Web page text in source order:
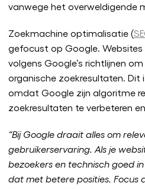
vanwege het overweldigende
Zoekmachine optimalisatie (
gefocust op Google.
volgens Google’s richtlijnen
organische zoekresultaten. Dit
omdat Google zijn algoritme
zoekresultaten te verbeteren
“Bij Google draait alles om
gebruikerservaring. Als je
bezoekers en technisch goed
dat met betere posities. Focus